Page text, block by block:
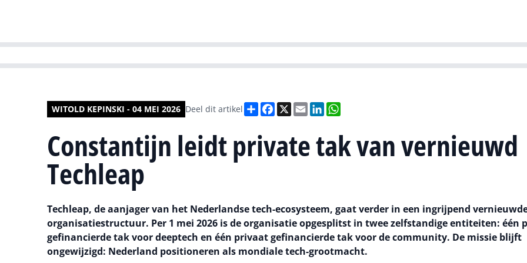
WITOLD KEPINSKI - 04 MEI 2026 Deel dit artikel DeelFacebook
X EmailLinkedIn
Constantijn leidt private tak van vernieuwd
Techleap
Techleap, de aanjager van het Nederlandse tech-ecosysteem, gaat verder in een ingrijpend
organisatiestructuur. Per 1 mei 2026 is de organisatie opgesplitst in twee zelfstandige entiteiten: één
gefinancierde tak voor deeptech en één privaat gefinancierde tak voor de community. De missie blijft
ongewijzigd: Nederland positioneren als mondiale tech-grootmacht.